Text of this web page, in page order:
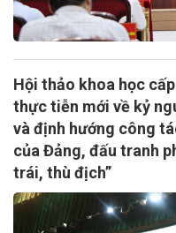
Hội thảo khoa học
thực tiễn mới về kỷ
và định hướng công
của Đảng, đấu tranh
trái, thù địch”